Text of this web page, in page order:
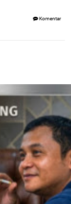
Komentar